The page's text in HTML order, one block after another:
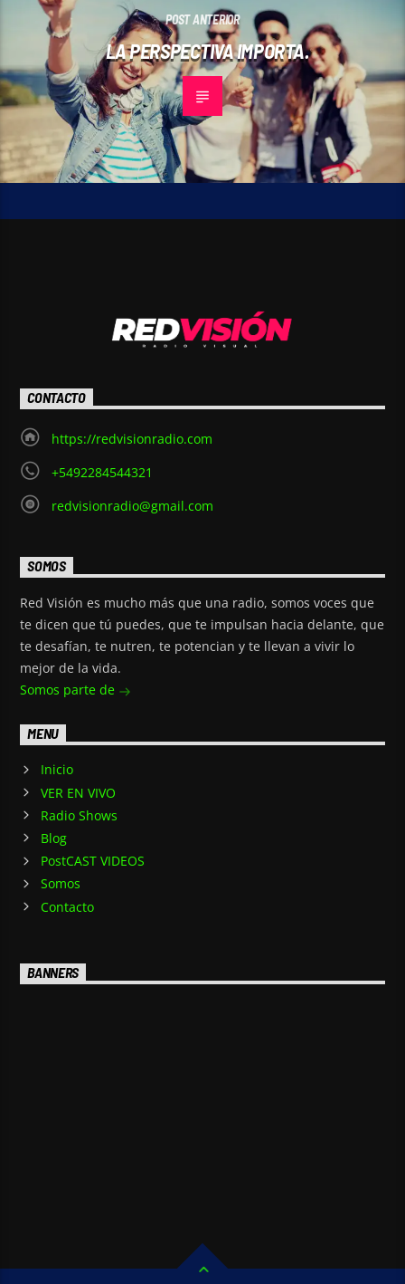
POST ANTERIOR
LA PERSPECTIVA IMPORTA.
CONTACTO
https://redvisionradio.com
+5492284544321
redvisionradio@gmail.com
SOMOS
Red Visión es mucho más que una radio, somos voces que
te dicen que tú puedes, que te impulsan hacia delante, que
te desafían, te nutren, te potencian y te llevan a vivir lo
mejor de la vida.
Somos parte de
MENU
Inicio
VER EN VIVO
Radio Shows
Blog
PostCAST VIDEOS
Somos
Contacto
BANNERS